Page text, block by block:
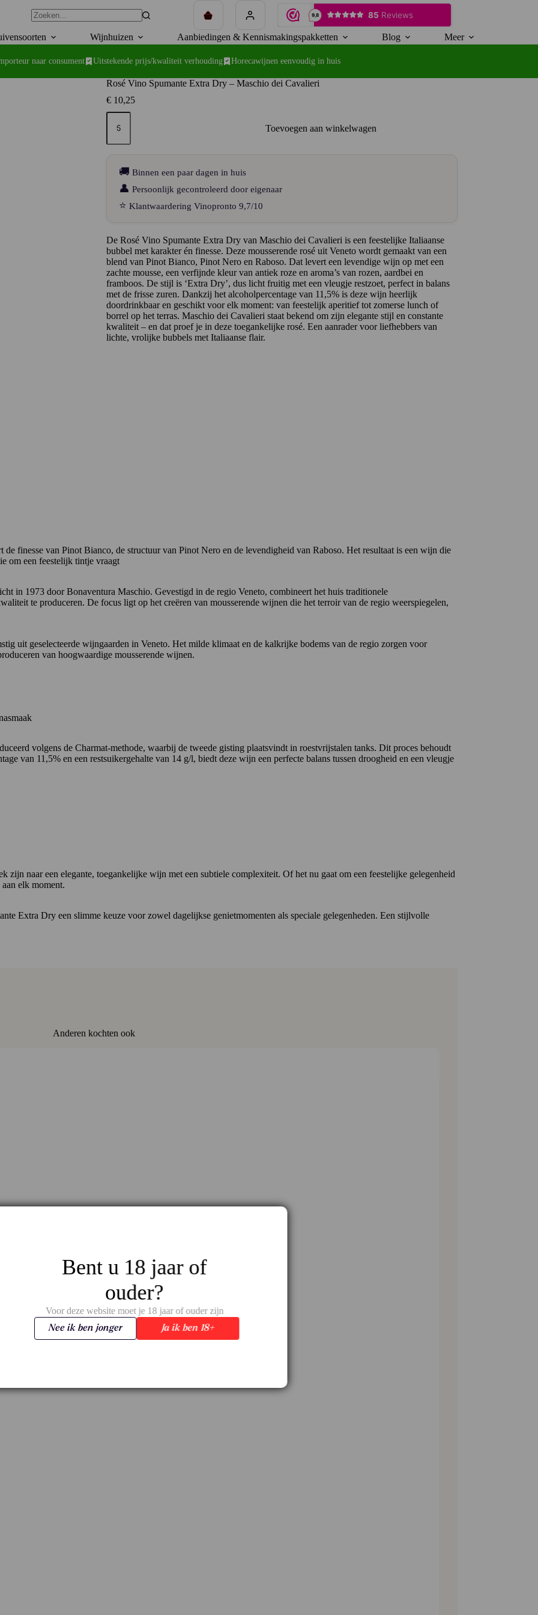
Winkelwagen
Wijnhuizen Aanbiedingen & Kennismakingspakketten Blog Meer
naar consument Uitstekende prijs/kwaliteit verhouding Horecawijnen eenvoudig in huis
Rosé Vino Spumante Extra Dry – Maschio dei Cavalieri
€10,25
Rosé
Vino
Extra
Maschio
aantal
Toevoegen aan winkelwagen
🚚 Binnen een paar dagen in huis
👤 Persoonlijk gecontroleerd door eigenaar
⭐ Klantwaardering Vinopronto 9,7/10
De Rosé Vino Spumante Extra Dry van Maschio dei Cavalieri is een feestelijke Italiaanse
bubbel met karakter én finesse. Deze mousserende rosé uit Veneto wordt gemaakt van een
blend van Pinot Bianco, Pinot Nero en Raboso. Dat levert een levendige wijn op met een
zachte mousse, een verfijnde kleur van antiek roze en aroma’s van rozen, aardbei en
framboos. De stijl is ‘Extra Dry’, dus licht fruitig met een vleugje restzoet, perfect in balans
met de frisse zuren. Dankzij het alcoholpercentage van 11,5% is deze wijn heerlijk
doordrinkbaar en geschikt voor elk moment: van feestelijk aperitief tot zomerse lunch of
borrel op het terras. Maschio dei Cavalieri staat bekend om zijn elegante stijl en constante
kwaliteit – en dat proef je in deze toegankelijke rosé. Een aanrader voor liefhebbers van
lichte, vrolijke bubbels met Italiaanse flair.
finesse van Pinot Bianco, de structuur van Pinot Nero en de levendigheid van Raboso. Het resultaat is een wijn die
om een feestelijk tintje vraagt
in 1973 door Bonaventura Maschio. Gevestigd in de regio Veneto, combineert het huis traditionele
te produceren. De focus ligt op het creëren van mousserende wijnen die het terroir van de regio weerspiegelen,
uit geselecteerde wijngaarden in Veneto. Het milde klimaat en de kalkrijke bodems van de regio zorgen voor
van hoogwaardige mousserende wijnen.
volgens de Charmat-methode, waarbij de tweede gisting plaatsvindt in roestvrijstalen tanks. Dit proces behoudt
van 11,5% en een restsuikergehalte van 14 g/l, biedt deze wijn een perfecte balans tussen droogheid en een vleugje
zijn naar een elegante, toegankelijke wijn met een subtiele complexiteit. Of het nu gaat om een feestelijke gelegenheid
elk moment.
Extra Dry een slimme keuze voor zowel dagelijkse genietmomenten als speciale gelegenheden. Een stijlvolle
Anderen kochten ook
Bent u 18 jaar of
ouder?
Voor deze website moet je 18 jaar of ouder zijn
Ja ik ben 18+
Nee ik ben jonger